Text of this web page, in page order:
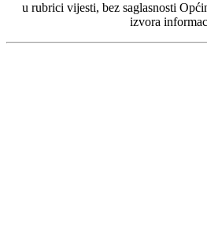
u rubrici vijesti, bez saglasnosti
izvora